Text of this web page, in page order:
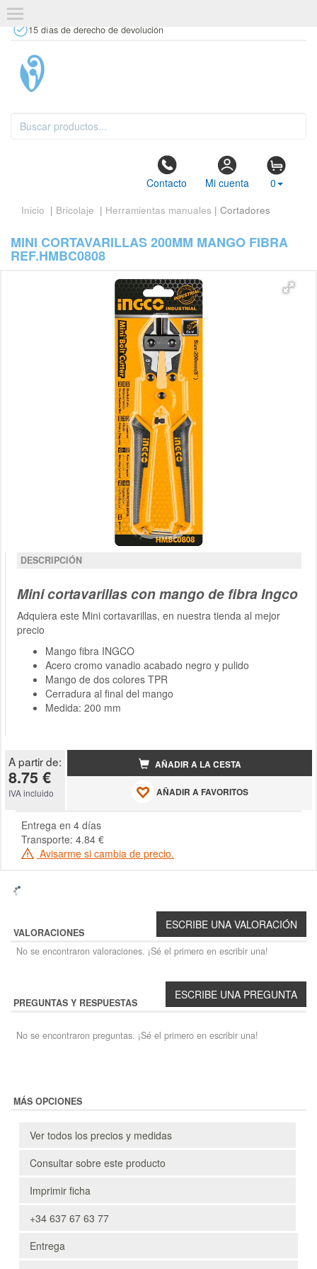
15 días de derecho de devolución
Contacto Mi cuenta 0
Inicio | Bricolaje | Herramientas manuales | Cortadores
MINI CORTAVARILLAS 200MM MANGO FIBRA
REF.HMBC0808
DESCRIPCIÓN
Mini cortavarillas con mango de fibra Ingco
Adquiera este Mini cortavarillas, en nuestra tienda al mejor
precio
Mango fibra INGCO
Acero cromo vanadio acabado negro y pulido
Mango de dos colores TPR
Cerradura al final del mango
Medida: 200 mm
A partir de:
8.75 €
IVA incluido
AÑADIR A LA CESTA
AÑADIR A FAVORITOS
Entrega en 4 días
Transporte: 4.84 €
Avisarme si cambia de precio.
VALORACIONES
No se encontraron valoraciones. ¡Sé el primero en escribir una!
PREGUNTAS Y RESPUESTAS
No se encontraron preguntas. ¡Sé el primero en escribir una!
MÁS OPCIONES
Ver todos los precios y medidas
Consultar sobre este producto
Imprimir ficha
+34 637 67 63 77
Entrega